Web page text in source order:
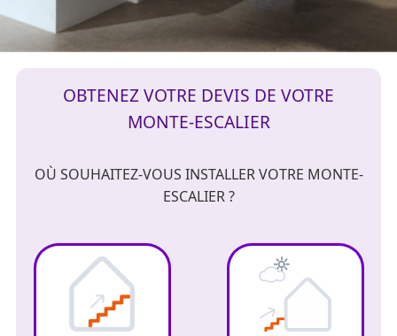
OBTENEZ VOTRE DEVIS DE VOTRE
MONTE-ESCALIER
OÙ SOUHAITEZ-VOUS INSTALLER VOTRE MONTE-
ESCALIER ?